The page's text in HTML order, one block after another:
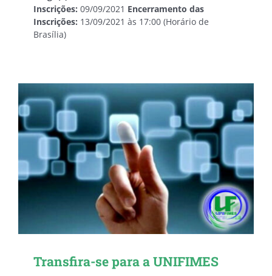
Inscrições: 09/09/2021 Encerramento das
Inscrições: 13/09/2021 às 17:00 (Horário de
Brasília)
Transfira-se para a UNIFIMES